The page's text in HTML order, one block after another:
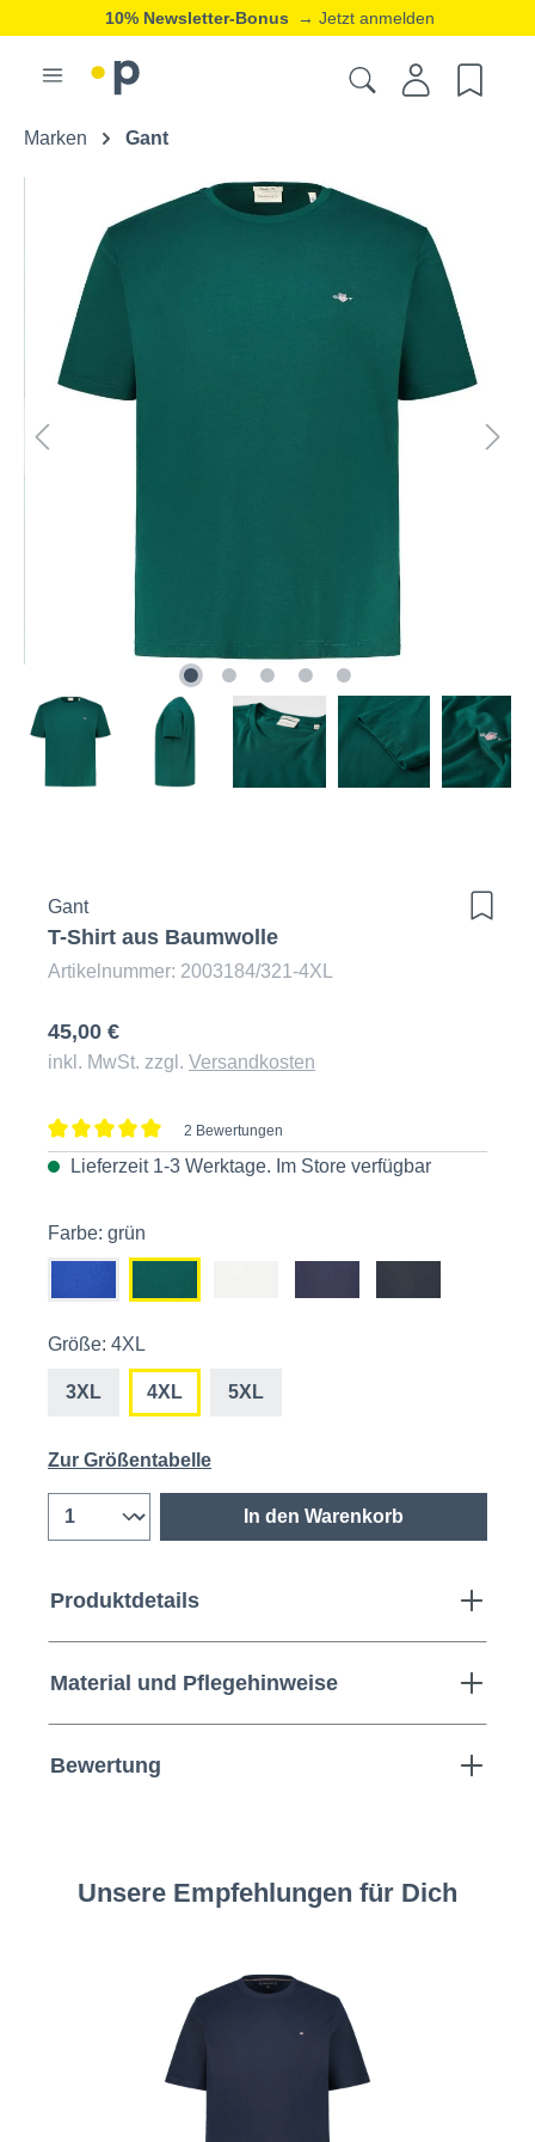
10% Newsletter-Bonus → Jetzt anmelden
Marken Gant
Gant
T-Shirt aus Baumwolle
Artikelnummer: 2003184/321-4XL
45,00 €
inkl. MwSt. zzgl. Versandkosten
Durchschnittliche Bewertung von 5 von 5 Sternen
2 Bewertungen
Lieferzeit 1-3 Werktage. Im Store verfügbar
Farbe: grün
Größe: 4XL
3XL 4XL 5XL
Zur Größentabelle
In den Warenkorb
Produktdetails
Material und Pflegehinweise
Bewertung
Unsere Empfehlungen für Dich